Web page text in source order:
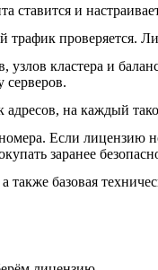
ставится и
проверяется.
кластера и
на каждый
Если лицензию
заранее
базовая